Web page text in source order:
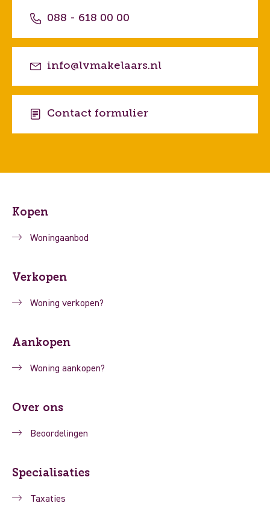
088 - 618 00 00
info@lvmakelaars.nl
Contact formulier
Kopen
Woningaanbod
Verkopen
Woning verkopen?
Aankopen
Woning aankopen?
Over ons
Beoordelingen
Specialisaties
Taxaties